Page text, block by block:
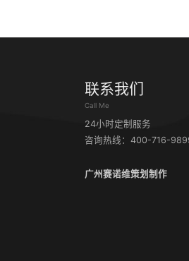
联系我们
Call Me
24小时定制服务
咨询热线：400-716-
广州赛诺维策划制作